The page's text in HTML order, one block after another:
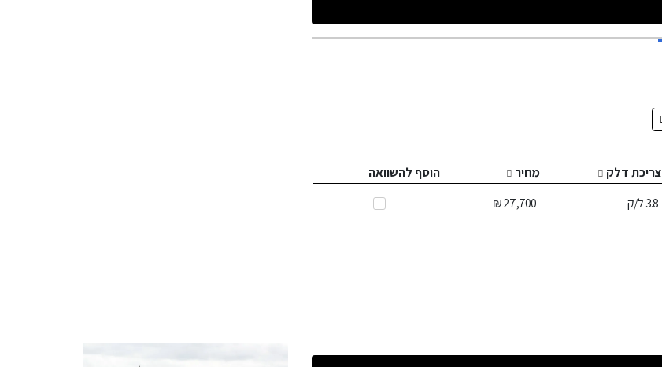
צריכת דלק מחיר
הוסף להשוואה
3.8ל/ק 27,700 ₪